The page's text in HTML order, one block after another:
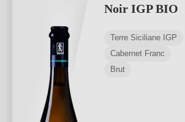
Noir IGP BIO
Terre Siciliane IGP
Cabernet Franc
Brut